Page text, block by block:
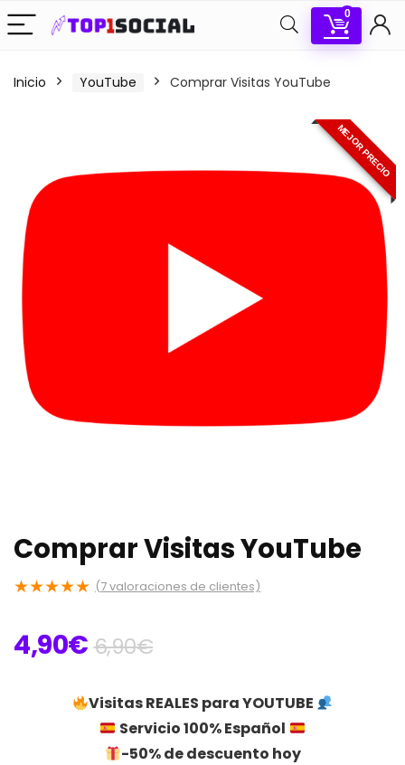
0
Inicio YouTube Comprar Visitas YouTube
MEJOR PRECIO
Comprar Visitas YouTube
★★★★★ (7valoraciones de clientes)
6,90€El
original
era:
6,90€.
4,90€ El
actual
es:
4,90€.
Visitas REALES para YOUTUBE
Servicio 100% Español
-50% de descuento hoy